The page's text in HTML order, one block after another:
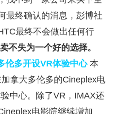
最终确认的消息，彭博社
最终不会做出任何行
不失为一个好的选择。
伦多开设VR体验中心本
拿大多伦多的Cineplex电
中心。除了VR，IMAX还
电影院继续增加